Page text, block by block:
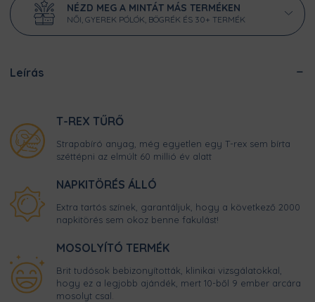
NÉZD MEG A MINTÁT MÁS TERMÉKEN
NŐI, GYEREK PÓLÓK, BÖGRÉK ÉS 30+ TERMÉK
Leírás
T-REX TŰRŐ
Strapabíró anyag, még egyetlen egy T-rex sem bírta
széttépni az elmúlt 60 millió év alatt
NAPKITÖRÉS ÁLLÓ
Extra tartós színek, garantáljuk, hogy a következő 2000
napkitörés sem okoz benne fakulást!
MOSOLYÍTÓ TERMÉK
Brit tudósok bebizonyították, klinikai vizsgálatokkal,
hogy ez a legjobb ajándék, mert 10-ből 9 ember arcára
mosolyt csal.